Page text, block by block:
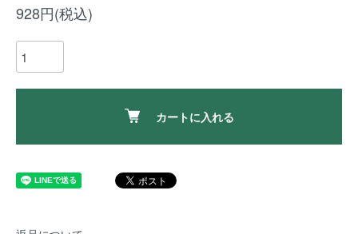
928円(税込)
カートに入れる